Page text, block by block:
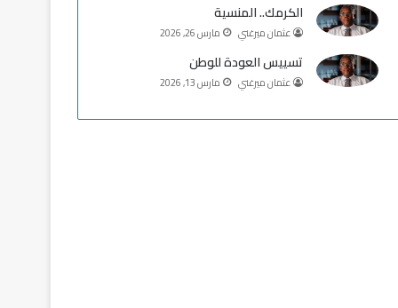
الكرمك.. المنسية
عثمان ميرغني مارس 26, 2026
تسييس العودة للوطن
عثمان ميرغني مارس 13, 2026